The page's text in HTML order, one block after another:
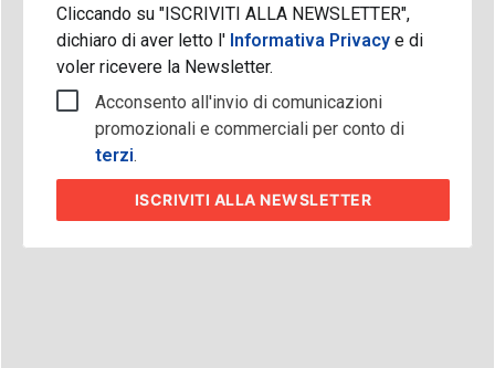
Cliccando su "ISCRIVITI ALLA NEWSLETTER",
dichiaro di aver letto l'Informativa Privacy e di
voler ricevere la Newsletter.
Acconsento all'invio di comunicazioni
promozionali e commerciali per conto di
terzi.
ISCRIVITI ALLA NEWSLETTER